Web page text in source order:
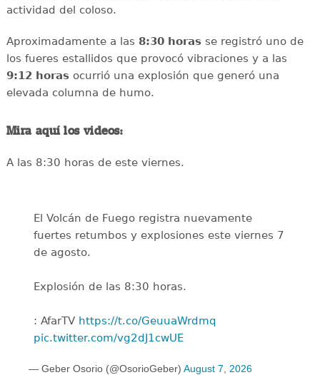
actividad del coloso.
Aproximadamente a las 8:30 horasse registró uno de
los fueres estallidos que provocó vibraciones y a las
9:12 horasocurrió una explosión que generó una
elevada columna de humo.
Mira aquí los videos:
A las 8:30 horas de este viernes.
El Volcán de Fuego registra nuevamente
fuertes retumbos y explosiones este viernes 7
de agosto.
Explosión de las 8:30 horas.
: AfarTV https://t.co/GeuuaWrdmq
pic.twitter.com/vg2dJ1cwUE
— Geber Osorio (@OsorioGeber) August 7, 2026